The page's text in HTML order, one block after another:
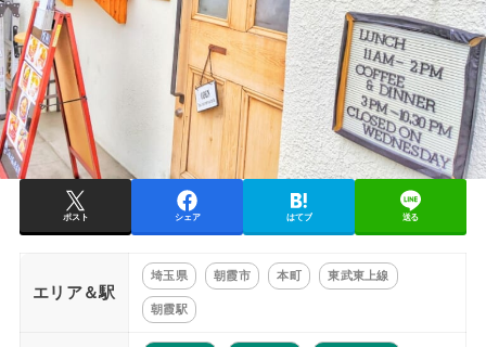
ポスト シェア はてブ 送る
エリア＆駅
埼玉県 朝霞市 本町 東武東上線
朝霞駅